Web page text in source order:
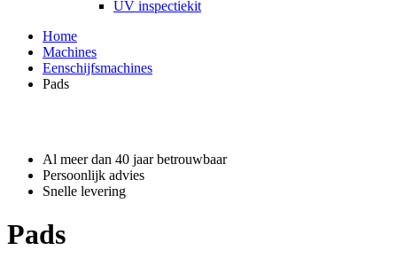
UV inspectiekit
Home
Machines
Eenschijfsmachines
Pads
Al meer dan 40 jaar betrouwbaar
Persoonlijk advies
Snelle levering
Pads